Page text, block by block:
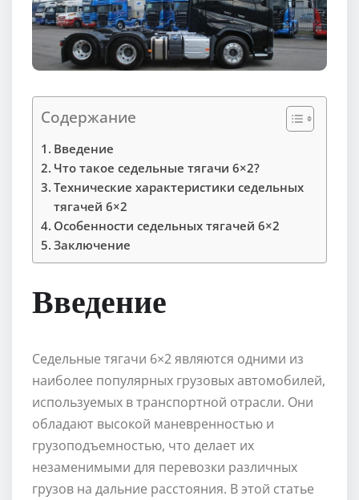
Содержание
Введение
Что такое седельные тягачи 6×2?
Технические характеристики седельных
тягачей 6×2
Особенности седельных тягачей 6×2
Заключение
Введение
Седельные тягачи 6×2 являются одними из
наиболее популярных грузовых автомобилей,
используемых в транспортной отрасли. Они
обладают высокой маневренностью и
грузоподъемностью, что делает их
незаменимыми для перевозки различных
грузов на дальние расстояния. В этой статье